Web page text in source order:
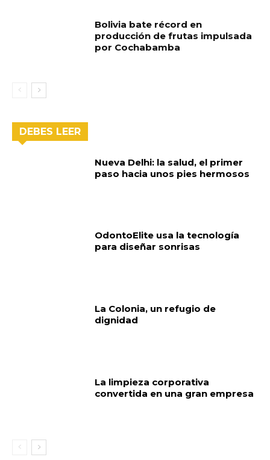
Bolivia bate récord en
producción de frutas impulsada
por Cochabamba
DEBES LEER
Nueva Delhi: la salud, el primer
paso hacia unos pies hermosos
OdontoElite usa la tecnología
para diseñar sonrisas
La Colonia, un refugio de
dignidad
La limpieza corporativa
convertida en una gran empresa